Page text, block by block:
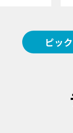
ピッ